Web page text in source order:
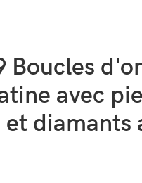
Boucles
avec
et diamants